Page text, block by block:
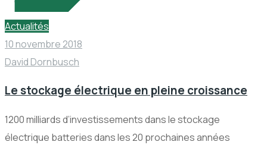
Actualités
10 novembre 2018
David Dornbusch
Le stockage électrique en pleine croissance
1200 milliards d’investissements dans le stockage
électrique batteries dans les 20 prochaines années